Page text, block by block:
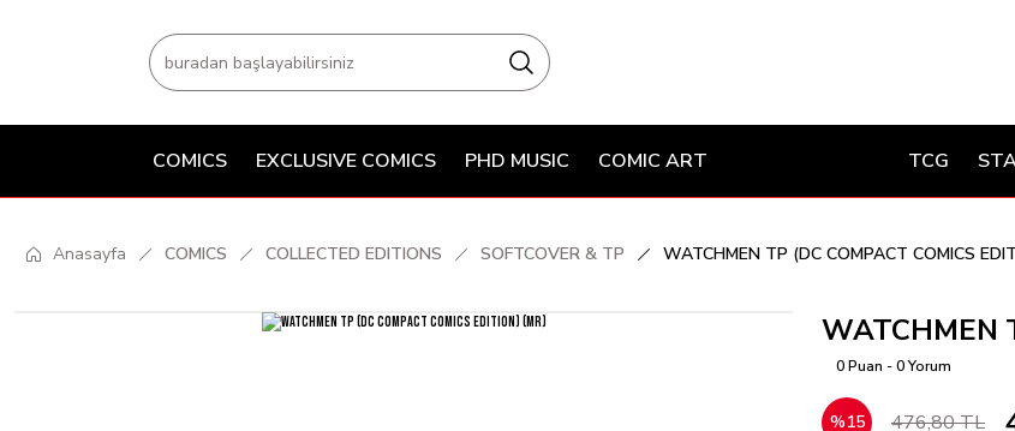
COMICS EXCLUSIVE COMICS PHD MUSIC COMIC ART TCG
Anasayfa COMICS COLLECTED EDITIONS SOFTCOVER & TP WATCHMEN TP (DC COMPACT COMICS
WATCHMEN
0 Puan - 0 Yorum
%15 476,80 TL